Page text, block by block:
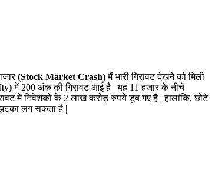
(Stock Market Crash)में भारी गिरावट देखने को मिली
में 200 अंक की गिरावट आई है | यह 11 हजार के नीचे
में निवेशकों के 2 लाख करोड़ रुपये डूब गए है | हालांकि, छोटे
झटका लग सकता है |